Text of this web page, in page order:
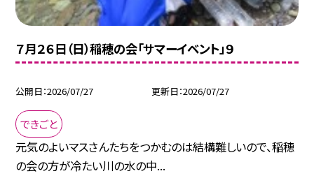
７月２６日（日）稲穂の会「サマーイベント」９
公開日 2026/07/27 更新日 2026/07/27
できごと
元気のよいマスさんたちをつかむのは結構難しいので、稲穂
の会の方が冷たい川の水の中...